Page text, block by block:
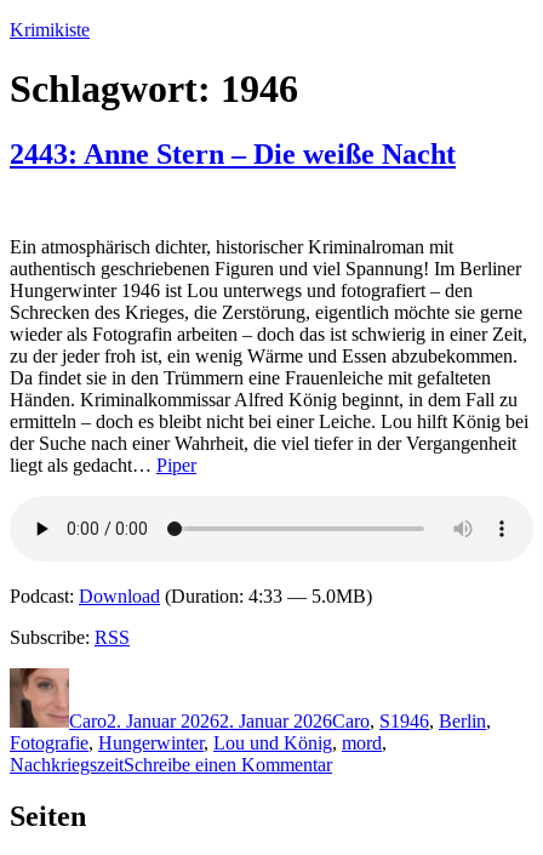
Zum
springen
Krimikiste
Schlagwort: 1946
2443: Anne Stern – Die weiße Nacht
Ein atmosphärisch dichter, historischer Kriminalroman mit
authentisch geschriebenen Figuren und viel Spannung! Im Berliner
Hungerwinter 1946 ist Lou unterwegs und fotografiert – den
Schrecken des Krieges, die Zerstörung, eigentlich möchte sie gerne
wieder als Fotografin arbeiten – doch das ist schwierig in einer Zeit,
zu der jeder froh ist, ein wenig Wärme und Essen abzubekommen.
Da findet sie in den Trümmern eine Frauenleiche mit gefalteten
Händen. Kriminalkommissar Alfred König beginnt, in dem Fall zu
ermitteln – doch es bleibt nicht bei einer Leiche. Lou hilft König bei
der Suche nach einer Wahrheit, die viel tiefer in der Vergangenheit
liegt als gedacht… Piper
Podcast: Download (Duration: 4:33 — 5.0MB)
Subscribe: RSS
Autor
Caro2. Januar 20262. Januar 2026Caro, S1946, Berlin,
Fotografie, Hungerwinter, Lou und König, mord,
NachkriegszeitSchreibe einen Kommentarzu
Seiten